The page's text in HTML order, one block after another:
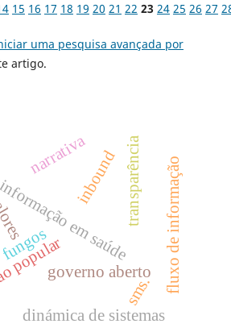
15 16 17 18 19 20 21 22 23 24 25 26 27
uma pesquisa avançada por
artigo.
em saúde
narrativa transparência
governo aberto
popular sms. fluxo de informação
fungos
dinámica de sistemas
inbound